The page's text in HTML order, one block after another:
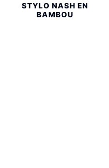
STYLO NASH EN
BAMBOU